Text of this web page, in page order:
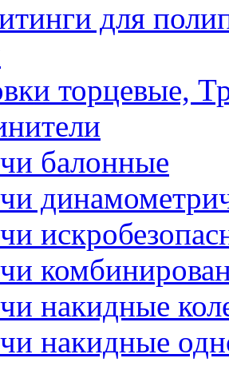
для
торцевые,
балонные
накидные
накидные